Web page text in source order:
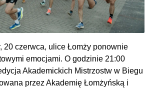
20 czerwca, ulice Łomży ponownie
emocjami. O godzinie 21:00
Akademickich Mistrzostw w Biegu
przez Akademię Łomżyńską i